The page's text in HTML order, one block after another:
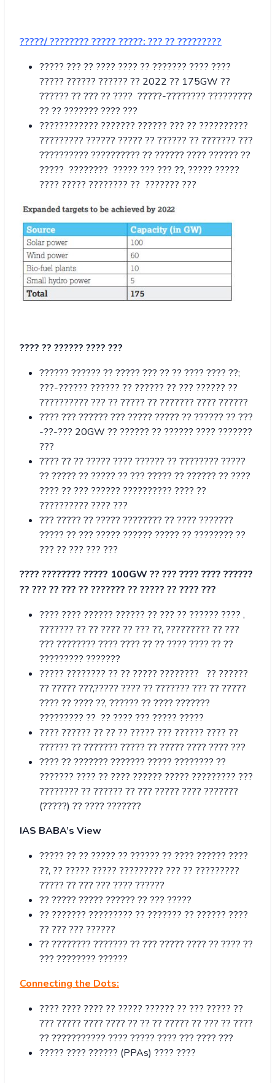
?????/???????? ????? ?????: ??? ?? ?????????
????? ??? ?? ???? ???? ?? ??????? ???? ????
????? ?????? ?????? ?? 2022 ?? 175GW ??
?????? ?? ??? ?? ???? ?????-???????? ?????????
?? ?? ??????? ???? ???
???????????? ??????? ?????? ??? ?? ??????????
????????? ?????? ????? ?? ?????? ?? ??????? ???
?????????? ?????????? ?? ?????? ???? ?????? ??
????? ???????? ????? ??? ??? ??, ????? ?????
???? ????? ???????? ?? ??????? ???
???? ?? ?????? ???? ???
?????? ?????? ?? ????? ??? ?? ?? ???? ???? ??;
???-?????? ?????? ?? ?????? ?? ??? ?????? ??
?????????? ??? ?? ????? ?? ??????? ???? ??????
???? ??? ?????? ??? ????? ????? ?? ?????? ?? ???
-??-??? 20GW ?? ?????? ?? ?????? ???? ???????
???
???? ?? ?? ????? ???? ?????? ?? ???????? ?????
?? ????? ?? ????? ?? ??? ????? ?? ?????? ?? ????
???? ?? ??? ?????? ?????????? ???? ??
?????????? ???? ???
??? ????? ?? ????? ???????? ?? ???? ???????
????? ?? ??? ????? ?????? ????? ?? ???????? ??
??? ?? ??? ??? ???
???? ???????? ????? 100GW ?? ??? ???? ???? ??????
?? ??? ?? ??? ?? ??????? ?? ????? ?? ???? ???
???? ???? ?????? ?????? ?? ??? ?? ?????? ???? ,
??????? ?? ?? ???? ?? ??? ??, ????????? ?? ???
??? ???????? ???? ???? ?? ?? ???? ???? ?? ??
????????? ???????
????? ???????? ?? ?? ????? ???????? ?? ??????
?? ????? ???,????? ???? ?? ??????? ??? ?? ?????
???? ?? ???? ??, ?????? ?? ???? ???????
????????? ?? ?? ???? ??? ????? ?????
???? ?????? ?? ?? ?? ????? ??? ?????? ???? ??
?????? ?? ??????? ????? ?? ????? ???? ???? ???
???? ?? ??????? ??????? ????? ???????? ??
??????? ???? ?? ???? ?????? ????? ????????? ???
???????? ?? ?????? ?? ??? ????? ???? ???????
(?????) ?? ???? ???????
IAS BABA’s View
????? ?? ?? ????? ?? ?????? ?? ???? ?????? ????
??, ?? ????? ????? ????????? ??? ?? ?????????
????? ?? ??? ??? ???? ??????
?? ????? ????? ?????? ?? ??? ?????
?? ??????? ????????? ?? ??????? ?? ?????? ????
?? ??? ??? ??????
?? ???????? ??????? ?? ??? ????? ???? ?? ???? ??
??? ???????? ??????
Connecting the Dots:
???? ???? ???? ?? ????? ?????? ?? ??? ????? ??
??? ????? ???? ???? ?? ?? ?? ????? ?? ??? ?? ????
?? ??????????? ???? ????? ???? ??? ???? ???
????? ???? ?????? (PPAs) ???? ????